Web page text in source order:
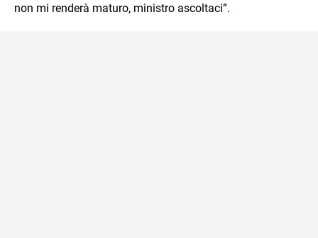
non mi renderà maturo, ministro ascoltaci”.